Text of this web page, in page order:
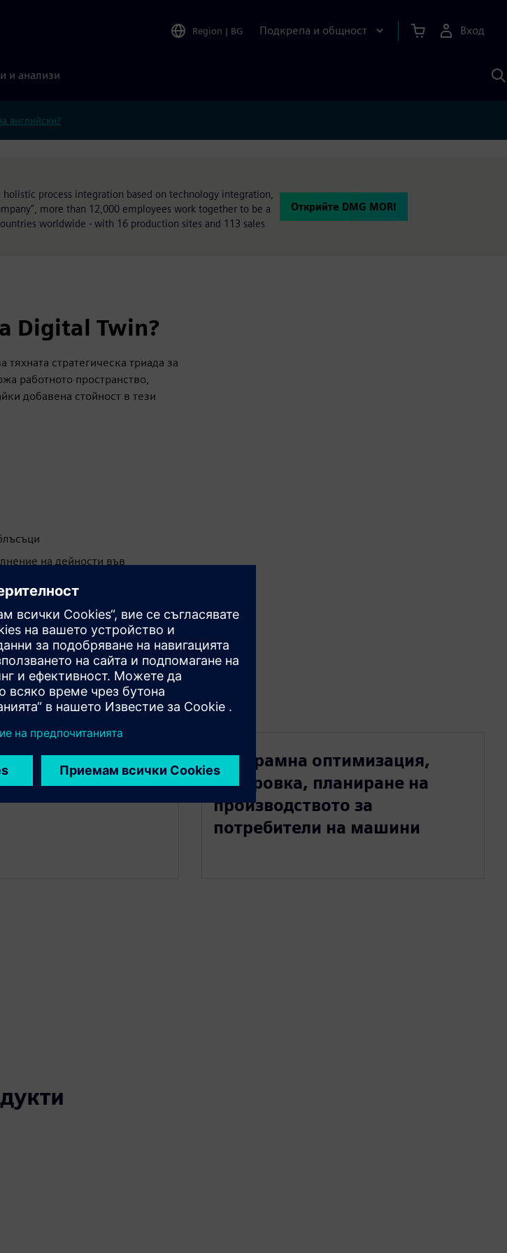
Region | BG Подкрепа и общност Вход
и анализи
с
английски?
process integration based on technology integration,
more than 12,000 employees work together to be a
worldwide - with 16 production sites and 113 sales
Открийте DMG MORI
Digital Twin?
стратегическа триада за
работното пространство,
добавена стойност в тези
на дейности във
към виртуален свят
DMG MORI е
устойчиво и
Програмна оптимизация,
котировка, планиране на
производството за
потребители на машини